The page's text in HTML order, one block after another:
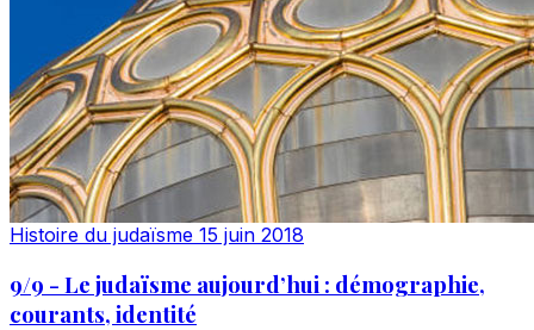
Histoire du judaïsme 15 juin 2018
9/9 - Le judaïsme aujourd’hui : démographie,
courants, identité